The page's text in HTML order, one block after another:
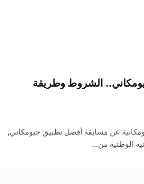
الشروط وطريقة
عن مسابقة أفضل تطبيق جيومكاني,
الوطنية من…